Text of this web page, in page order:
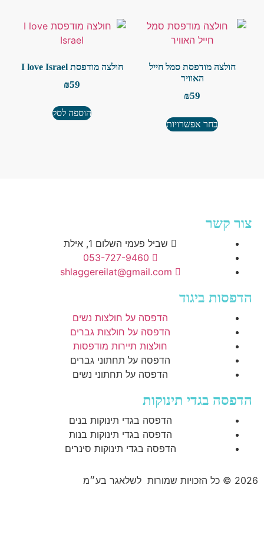
חולצה מודפסת סמל חייל
האוויר
₪59
בחר אפשרויות
חולצה מודפסת I love Israel
₪59
הוספה לסל
צור קשר
שביל פעמי השלום 1, אילת​
053-727-9460
shlaggereilat@gmail.com
הדפסות ביגוד
הדפסה על חולצות נשים
הדפסה על חולצות גברים
חולצות תיירות מודפסות
הדפסה על תחתוני גברים
הדפסה על תחתוני נשים
הדפסה בגדי תינוקות
הדפסה בגדי תינוקות בנים
הדפסה בגדי תינוקות בנות
הדפסה בגדי תינוקות סינרים
2026 © כל הזכויות שמורות לשלאגר בע״מ